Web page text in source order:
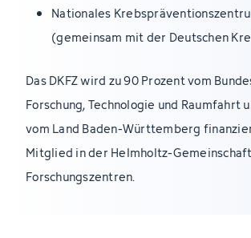
Nationales
(gemeinsam mit der Deutschen
Das DKFZ wird zu 90 Prozent vom
Forschung, Technologie und Raumfahrt
vom Land Baden-Württemberg
Mitglied in der Helmholtz-
Forschungszentren.